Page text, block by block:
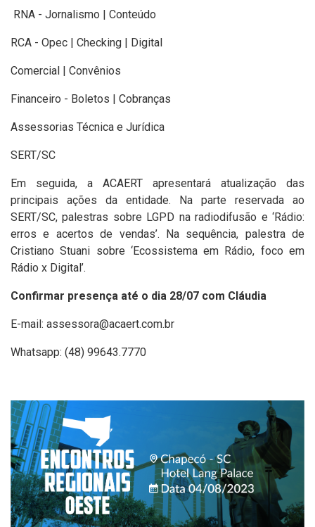
RNA - Jornalismo | Conteúdo
RCA - Opec | Checking | Digital
Comercial | Convênios
Financeiro - Boletos | Cobranças
Assessorias Técnica e Jurídica
SERT/SC
Em seguida, a ACAERT apresentará atualização das
principais ações da entidade. Na parte reservada ao
SERT/SC, palestras sobre LGPD na radiodifusão e ‘Rádio:
erros e acertos de vendas’. Na sequência, palestra de
Cristiano Stuani sobre ‘Ecossistema em Rádio, foco em
Rádio x Digital’.
Confirmar presença até o dia 28/07 com Cláudia
E-mail: assessora@acaert.com.br
Whatsapp: (48) 99643.7770